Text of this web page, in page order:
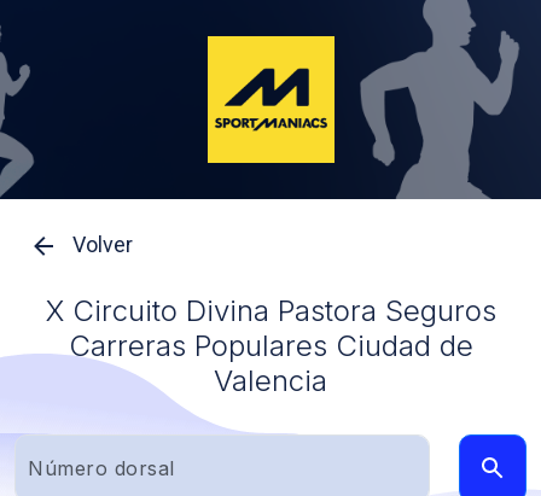
Volver
X Circuito Divina Pastora Seguros
Carreras Populares Ciudad de
Valencia